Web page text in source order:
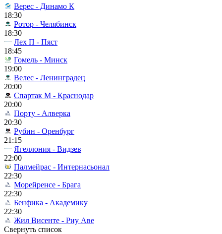
Верес - Динамо К
18:30
Ротор - Челябинск
18:30
Лех П - Пяст
18:45
Гомель - Минск
19:00
Велес - Ленинградец
20:00
Спартак М - Краснодар
20:00
Порту - Алверка
20:30
Рубин - Оренбург
21:15
Ягеллония - Видзев
22:00
Палмейрас - Интернасьонал
22:30
Морейренсе - Брага
22:30
Бенфика - Академику
22:30
Жил Висенте - Риу Аве
Свернуть список